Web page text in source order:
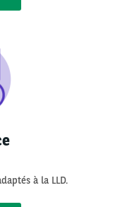
à la LLD.